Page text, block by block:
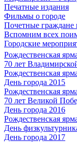
Печатные издания
Фильмы о городе
Почетные граждане
Вспомним всех
Городские
Рождественская
70 лет
Рождественская
День города 2015
Рождественская
70 лет Великой
День города 2016
Рождественская
День
День города 2017